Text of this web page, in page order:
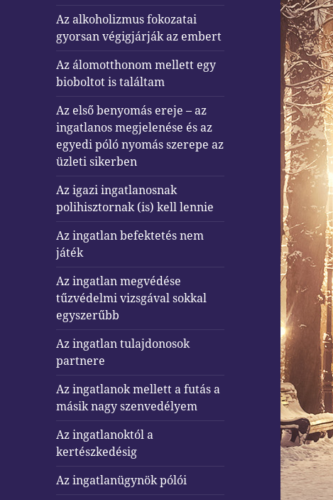
Az alkoholizmus fokozatai
gyorsan végigjárják az embert
Az álomotthonom mellett egy
bioboltot is találtam
Az első benyomás ereje – az
ingatlanos megjelenése és az
egyedi póló nyomás szerepe az
üzleti sikerben
Az igazi ingatlanosnak
polihisztornak (is) kell lennie
Az ingatlan befektetés nem
játék
Az ingatlan megvédése
tűzvédelmi vizsgával sokkal
egyszerűbb
Az ingatlan tulajdonosok
partnere
Az ingatlanok mellett a futás a
másik nagy szenvedélyem
Az ingatlanoktól a
kertészkedésig
Az ingatlanügynök pólói